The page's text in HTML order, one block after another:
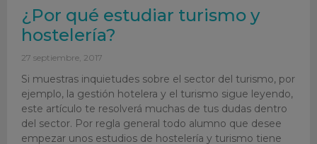
¿Por qué estudiar turismo y
hostelería?
27 septiembre, 2017
Si muestras inquietudes sobre el sector del turismo, por
ejemplo, la gestión hotelera y el turismo sigue leyendo,
este artículo te resolverá muchas de tus dudas dentro
del sector. Por regla general todo alumno que desee
empezar unos estudios de hostelería y turismo tiene